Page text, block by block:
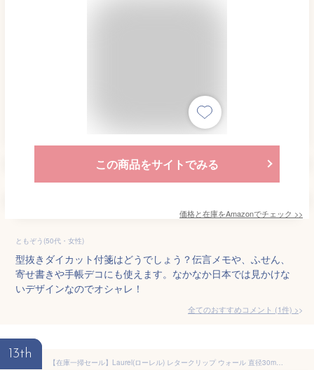
この商品をサイトでみる
価格と在庫をAmazonでチェック >>
ともぞう(50代・女性)
型抜きダイカット付箋はどうでしょう？伝言メモや、ふせん、
寄せ書きや手帳デコにも使えます。なかなか日本では見かけな
いデザインなのでオシャレ！
全てのおすすめコメント (1件) >
13th
【在庫一掃セール】Laurel(ローレル) レタークリップ ウォール 直径30mm（4419) 2個入り【15個まではメール便発送可能】【粘着式 文房具 オフィス事務用品 ステーショナリー デザイン文具 おしゃれ 海外製 文具 クリップ デザイン 海外文具 便利 文具 プチギフト】